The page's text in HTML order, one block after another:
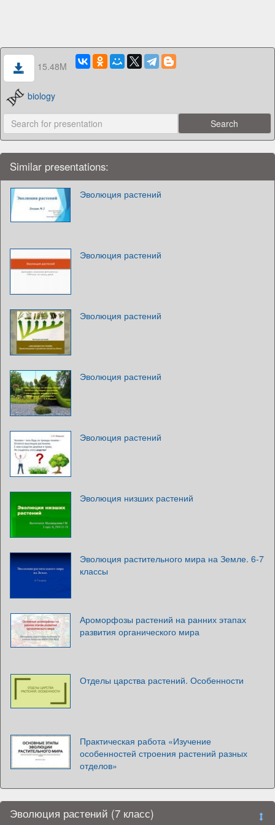
15.48M
biology
Similar presentations:
Эволюция растений
Эволюция растений
Эволюция растений
Эволюция растений
Эволюция растений
Эволюция низших растений
Эволюция растительного мира на Земле. 6-7
классы
Ароморфозы растений на ранних этапах
развития органического мира
Отделы царства растений. Особенности
Практическая работа «Изучение
особенностей строения растений разных
отделов»
Эволюция растений (7 класс)